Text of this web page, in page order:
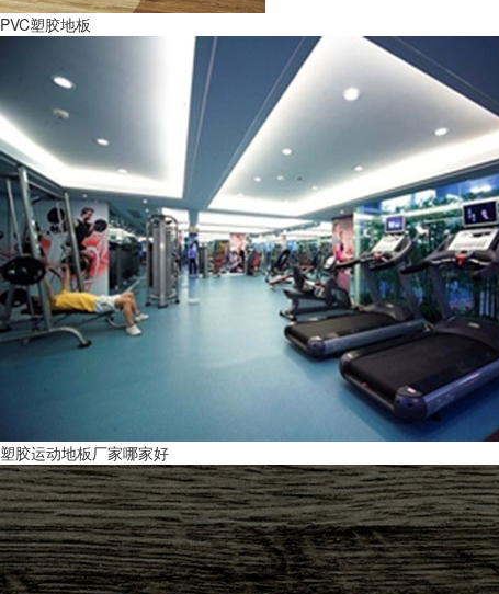
PVC塑胶地板
塑胶运动地板厂家哪家好